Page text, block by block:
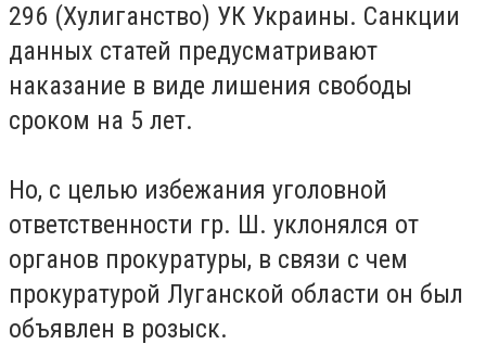
296 (Хулиганство) УК Украины. Санкции
данных статей предусматривают
наказание в виде лишения свободы
сроком на 5 лет.
Но, с целью избежания уголовной
ответственности гр. Ш. уклонялся от
органов прокуратуры, в связи с чем
прокуратурой Луганской области он был
объявлен в розыск.